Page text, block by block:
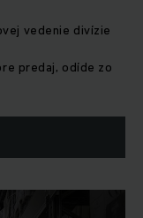
vedenie divízie
predaj, odíde zo